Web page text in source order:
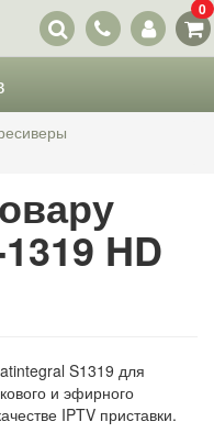
Наши
контакты
0
HD
S1319 для
и эфирного
IPTV приставки.